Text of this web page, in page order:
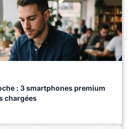
: 3 smartphones premium
chargées